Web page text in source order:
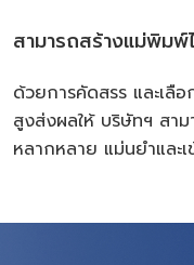
สามารถสร้างแม่พิม
ด้วยการคัดสรร และเลื
สูงส่งผลให้ บริษัทฯ สา
หลากหลาย แม่นยำและ